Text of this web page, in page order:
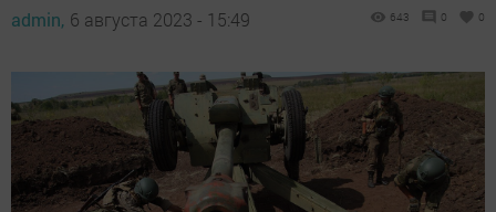
admin, 6 августа 2023 - 15:49 643 0 0